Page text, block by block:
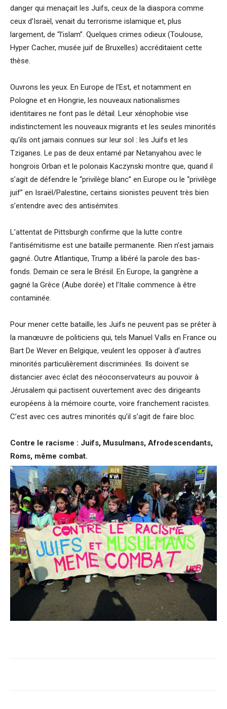
danger qui menaçait les Juifs, ceux de la diaspora comme
ceux d’Israël, venait du terrorisme islamique et, plus
largement, de “l’islam”. Quelques crimes odieux (Toulouse,
Hyper Cacher, musée juif de Bruxelles) accréditaient cette
thèse.
Ouvrons les yeux. En Europe de l’Est, et notamment en
Pologne et en Hongrie, les nouveaux nationalismes
identitaires ne font pas le détail. Leur xénophobie vise
indistinctement les nouveaux migrants et les seules minorités
qu’ils ont jamais connues sur leur sol : les Juifs et les
Tziganes. Le pas de deux entamé par Netanyahou avec le
hongrois Orban et le polonais Kaczynski montre que, quand il
s’agit de défendre le “privilège blanc” en Europe ou le “privilège
juif” en Israël/Palestine, certains sionistes peuvent très bien
s’entendre avec des antisémites.
L’attentat de Pittsburgh confirme que la lutte contre
l’antisémitisme est une bataille permanente. Rien n’est jamais
gagné. Outre Atlantique, Trump a libéré la parole des bas-
fonds. Demain ce sera le Brésil. En Europe, la gangrène a
gagné la Grèce (Aube dorée) et l’Italie commence à être
contaminée.
Pour mener cette bataille, les Juifs ne peuvent pas se prêter à
la manœuvre de politiciens qui, tels Manuel Valls en France ou
Bart De Wever en Belgique, veulent les opposer à d’autres
minorités particulièrement discriminées. Ils doivent se
distancier avec éclat des néoconservateurs au pouvoir à
Jérusalem qui pactisent ouvertement avec des dirigeants
européens à la mémoire courte, voire franchement racistes.
C’est avec ces autres minorités qu’il s’agit de faire bloc.
Contre le racisme : Juifs, Musulmans, Afrodescendants,
Roms, même combat.